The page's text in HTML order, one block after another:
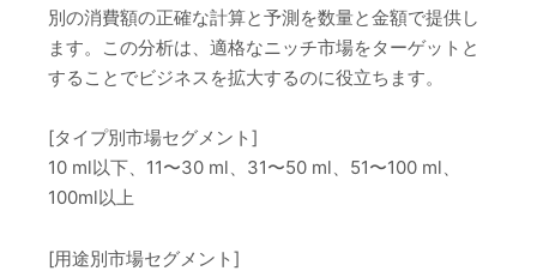
別の消費額の正確な計算と予測を数量と金額で提供し
ます。この分析は、適格なニッチ市場をターゲットと
することでビジネスを拡大するのに役立ちます。
[タイプ別市場セグメント]
10 ml以下、11〜30 ml、31〜50 ml、51〜100 ml、
100ml以上
[用途別市場セグメント]